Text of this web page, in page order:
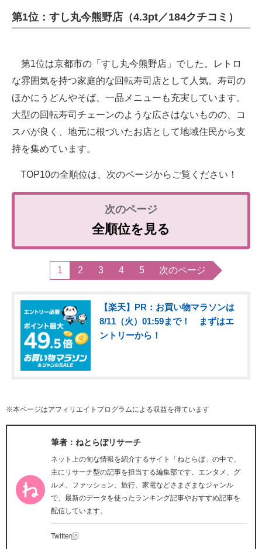
第1位：すし丸今熊野店（4.3pt／184クチコミ）
第1位は京都市の「すし丸今熊野店」でした。レトロ
な雰囲気を持つ家庭的な回転寿司店として人気。寿司の
ほかにうどんやそば、一品メニューも充実しています。
大型の回転寿司チェーンのような広さはないものの、コ
スパが良く、地元に根づいたお店として地域住民から支
持を集めています。
TOP10の全順位は、次のページからご覧ください！
全順位を見る
1 2 3 4 5 次のページ
【楽天】PR：お買い物マラソンは
8/11（火）01:59まで！ まずはエ
ントリーから！
※本ページはアフィリエイトプログラムによる収益を得ています
筆者：ねとらぼリサーチ
ネット上の旬な情報を紹介するサイト「ねとらぼ」の中で、
主にリサーチ型の記事を担当する編集部です。エンタメ、グ
ルメ、ファッション、旅行、家電などさまざまなジャンル
で、最新のデータを使ったランキング記事やおすすめ記事を
配信しています。
Twitter